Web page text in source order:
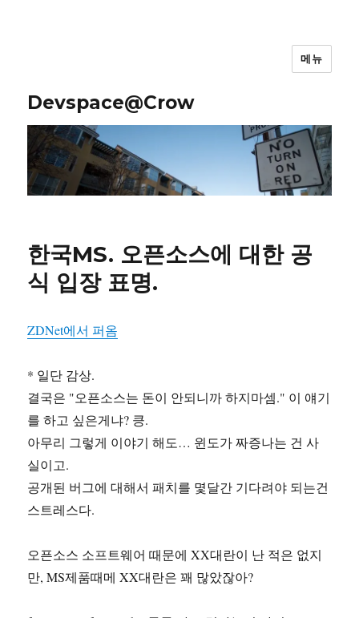
Devspace@Crow
메뉴
한국MS. 오픈소스에 대한 공
식 입장 표명.
ZDNet에서 퍼옴
* 일단 감상.
결국은 "오픈소스는 돈이 안되니까 하지마셈." 이 얘기
를 하고 싶은게냐? 킁.
아무리 그렇게 이야기 해도… 윈도가 짜증나는 건 사
실이고.
공개된 버그에 대해서 패치를 몇달간 기다려야 되는건
스트레스다.
오픈소스 소프트웨어 때문에 XX대란이 난 적은 없지
만, MS제품때메 XX대란은 꽤 많았잖아?